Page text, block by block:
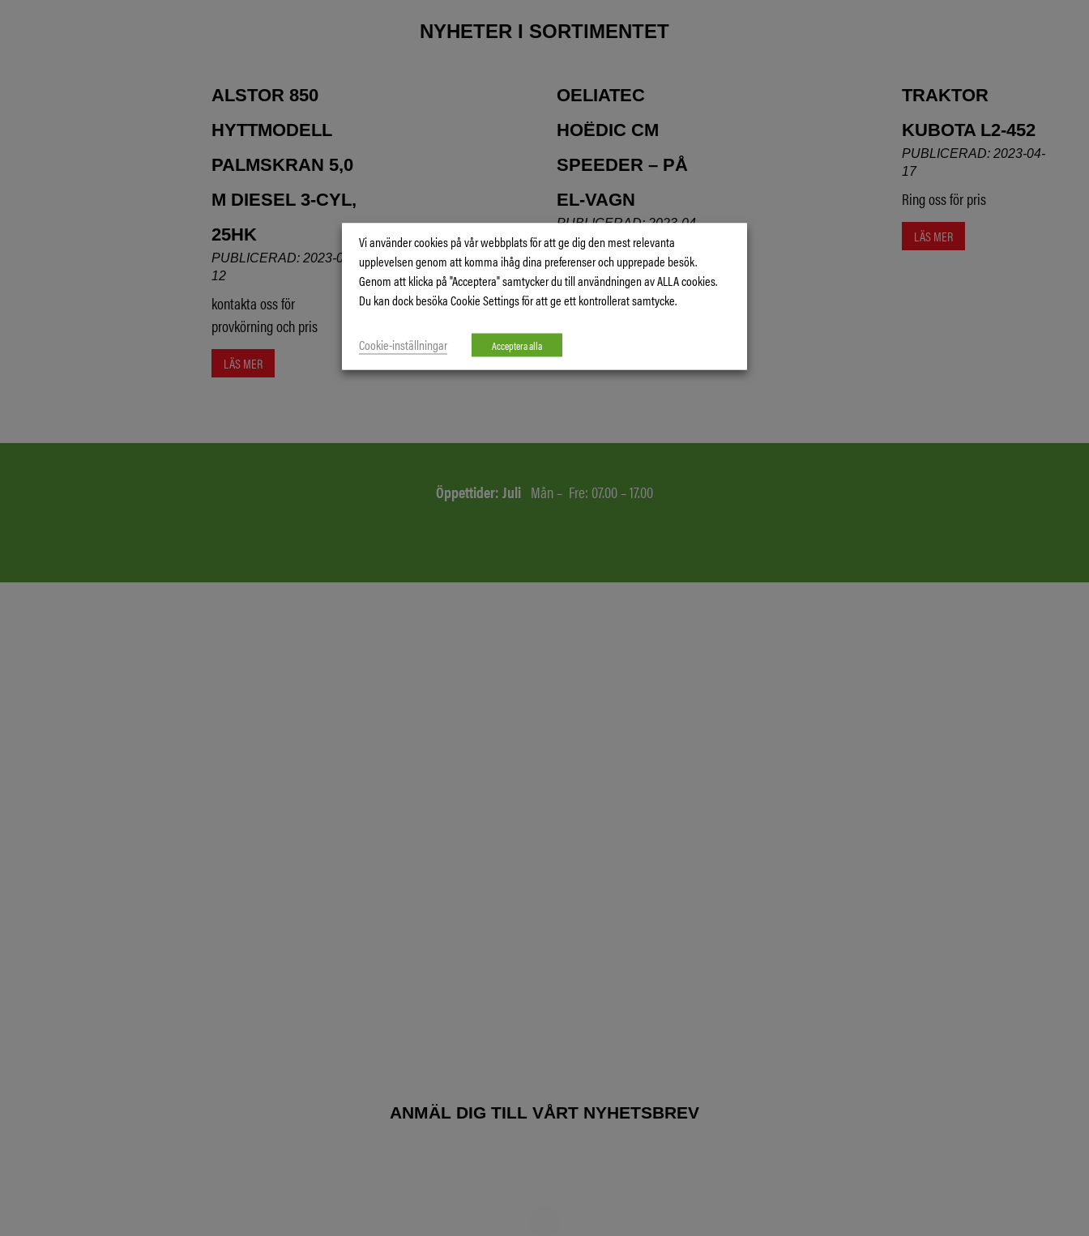
NYHETER I SORTIMENTET
ALSTOR 850
HYTTMODELL
PALMSKRAN 5,0
M DIESEL 3-CYL,
25HK
PUBLICERAD: 2023-09-
12
kontakta oss för
provkörning och pris
LÄS MER
OELIATEC
HOËDIC CM
SPEEDER – PÅ
EL-VAGN
PUBLICERAD: 2023-04-
17
Ring oss för Provkörning &
Pris
TRAKTOR
KUBOTA L2-452
PUBLICERAD: 2023-04-
17
Ring oss för pris
LÄS MER
Öppettider: Juli Mån – Fre: 07.00 – 17.00
ANMÄL DIG TILL VÅRT NYHETSBREV
Vi använder cookies på vår webbplats för att ge dig den mest relevanta
upplevelsen genom att komma ihåg dina preferenser och upprepade besök.
Genom att klicka på "Acceptera" samtycker du till användningen av ALLA cookies.
Du kan dock besöka Cookie Settings för att ge ett kontrollerat samtycke.
Cookie-inställningar Acceptera alla